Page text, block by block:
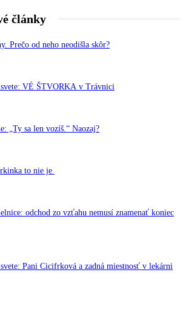
články
Prečo od neho neodišla skôr?
svete: VÉ ŠTVORKA v Trávnici
„Ty sa len vozíš.“ Naozaj?
to nie je
odchod zo vzťahu nemusí znamenať koniec
Pani Cicifrková a zadná miestnosť v lekárni